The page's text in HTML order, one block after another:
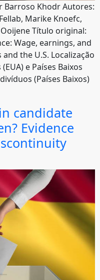
Barroso Khodr Autores:
Marike Knoefc,
Título original:
Wage, earnings, and
the U.S. Localização
e Países Baixos
(Países Baixos)
candidate
Evidence